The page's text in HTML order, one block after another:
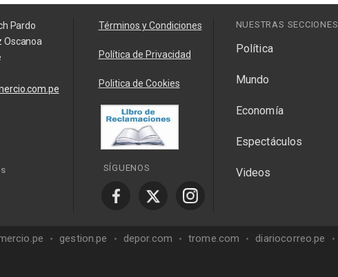
Pardo
Oscanoa
Términos y Condiciones
Política de Privacidad
Politica de Cookies
SÍGUENOS
NUESTRAS SECCIONES
Política
Mundo
Economía
Espectáculos
Videos
gestion.pe depor.com trome.com diariocorreo.pe